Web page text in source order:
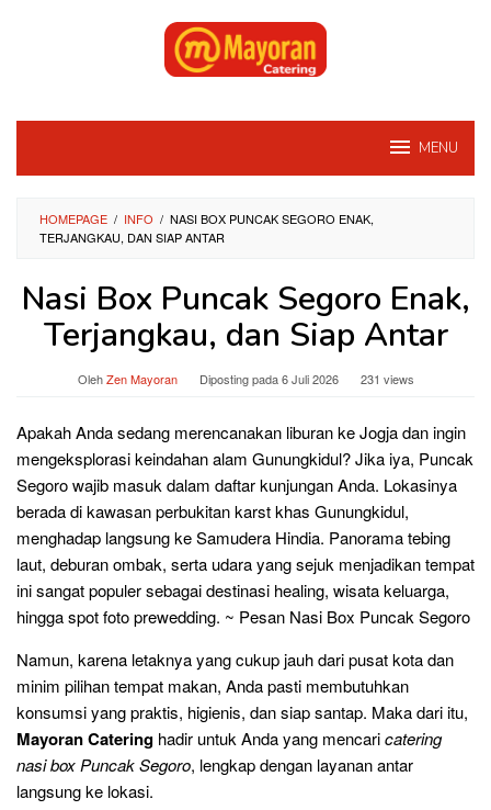
MENU
HOMEPAGE / INFO / NASI BOX PUNCAK SEGORO ENAK,
TERJANGKAU, DAN SIAP ANTAR
Nasi Box Puncak Segoro Enak,
Terjangkau, dan Siap Antar
OlehZen Mayoran Diposting pada6 Juli 2026 231 views
Apakah Anda sedang merencanakan liburan ke Jogja dan ingin
mengeksplorasi keindahan alam Gunungkidul? Jika iya, Puncak
Segoro wajib masuk dalam daftar kunjungan Anda. Lokasinya
berada di kawasan perbukitan karst khas Gunungkidul,
menghadap langsung ke Samudera Hindia. Panorama tebing
laut, deburan ombak, serta udara yang sejuk menjadikan tempat
ini sangat populer sebagai destinasi healing, wisata keluarga,
hingga spot foto prewedding. ~ Pesan Nasi Box Puncak Segoro
Namun, karena letaknya yang cukup jauh dari pusat kota dan
minim pilihan tempat makan, Anda pasti membutuhkan
konsumsi yang praktis, higienis, dan siap santap. Maka dari itu,
Mayoran Catering hadir untuk Anda yang mencaricatering
nasi box Puncak Segoro, lengkap dengan layanan antar
langsung ke lokasi.